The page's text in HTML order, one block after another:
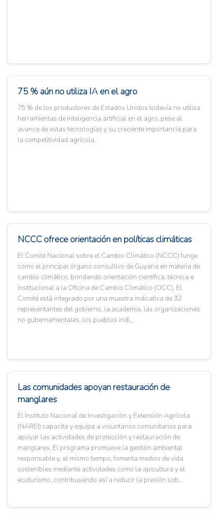
75 % aún no utiliza IA en el agro
75 % de los productores de Estados Unidos todavía no utiliza
herramientas de inteligencia artificial en el agro, pese al
avance de estas tecnologías y su creciente importancia para
la competitividad agrícola.
NCCC ofrece orientación en políticas climáticas
El Comité Nacional sobre el Cambio Climático (NCCC) funge
como el principal órgano consultivo de Guyana en materia de
cambio climático, brindando orientación científica, técnica e
institucional a la Oficina de Cambio Climático (OCC). El
Comité está integrado por una muestra indicativa de 32
representantes del gobierno, la academia, las organizaciones
no gubernamentales, los pueblos indí...
Las comunidades apoyan restauración de
manglares
El Instituto Nacional de Investigación y Extensión Agrícola
(NAREI) capacita y equipa a voluntarios comunitarios para
apoyar las actividades de protección y restauración de
manglares. El programa promueve la gestión ambiental
responsable y, al mismo tiempo, fomenta medios de vida
sostenibles mediante actividades como la apicultura y el
ecoturismo, contribuyendo así a reducir la presión sob...